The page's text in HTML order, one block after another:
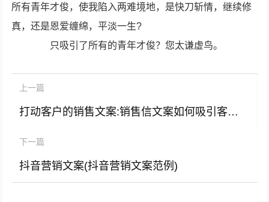
所有青年才俊，使我陷入两难境地，是快刀斩情，继续修
真，还是恩爱缠绵，平淡一生?
只吸引了所有的青年才俊？您太谦虚鸟。
上一篇
打动客户的销售文案:销售信文案如何吸引客户注意力？
下一篇
抖音营销文案(抖音营销文案范例)